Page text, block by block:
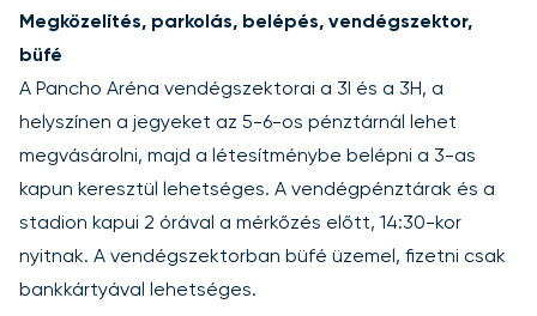
Megközelítés, parkolás, belépés, vendégszektor,
büfé
A Pancho Aréna vendégszektorai a 3I és a 3H, a
helyszínen a jegyeket az 5-6-os pénztárnál lehet
megvásárolni, majd a létesítménybe belépni a 3-as
kapun keresztül lehetséges. A vendégpénztárak és a
stadion kapui 2 órával a mérkőzés előtt, 14:30-kor
nyitnak. A vendégszektorban büfé üzemel, fizetni csak
bankkártyával lehetséges.